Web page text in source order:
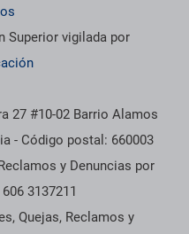
Superior vigilada por
27 #10-02 Barrio Alamos
- Código postal: 660003
y Denuncias por
3137211
Quejas, Reclamos y